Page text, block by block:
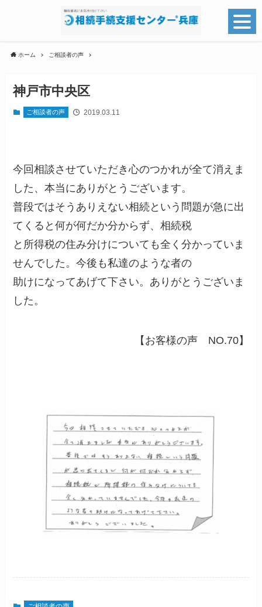
ホーム ご相談者の声
神戸市中央区
ご相談者の声 2019.03.11
今回相談させていただき心のつかれが全て消えま
した、本当にありがとうございます。
普段ではそうありえない相続という問題が急に出
てくると何が何だか分からず、相続税
と所得税の住み分けについても全く分かっていま
せんでした。今後も私達のような者の
助けになってあげて下さい。ありがとうございま
した。
【お客様の声 NO.70】